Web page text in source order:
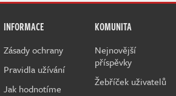
INFORMACE
Zásady ochrany
Pravidla užívání
Jak hodnotíme
KOMUNITA
Nejnovější
příspěvky
Žebříček uživatelů